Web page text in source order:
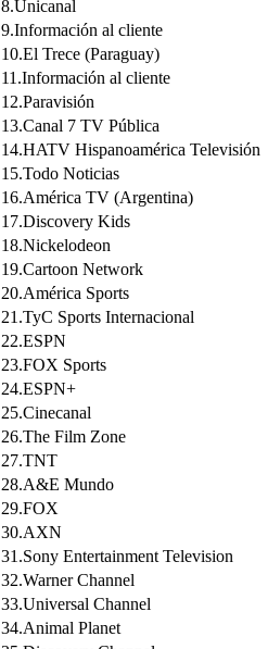
8.Unicanal
9.Información al cliente
10.El Trece (Paraguay)
11.Información al cliente
12.Paravisión
13.Canal 7 TV Pública
14.HATV Hispanoamérica Televisión
15.Todo Noticias
16.América TV (Argentina)
17.Discovery Kids
18.Nickelodeon
19.Cartoon Network
20.América Sports
21.TyC Sports Internacional
22.ESPN
23.FOX Sports
24.ESPN+
25.Cinecanal
26.The Film Zone
27.TNT
28.A&E Mundo
29.FOX
30.AXN
31.Sony Entertainment Television
32.Warner Channel
33.Universal Channel
34.Animal Planet